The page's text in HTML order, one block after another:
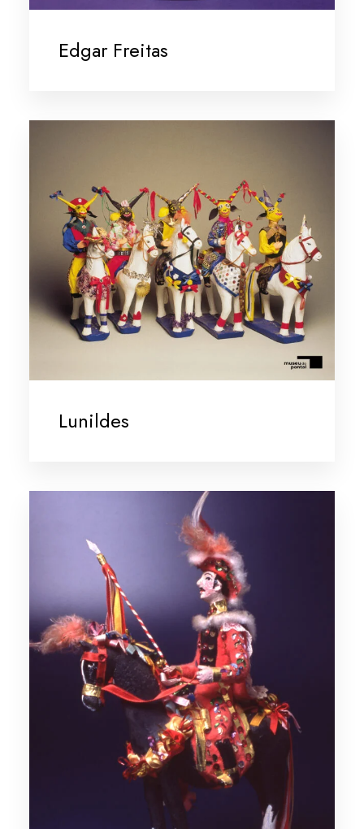
Edgar Freitas
Lunildes